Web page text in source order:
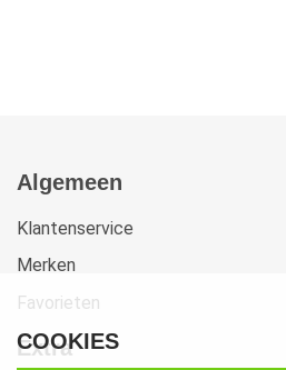
Algemeen
Klantenservice
Merken
Favorieten
Extra
COOKIES